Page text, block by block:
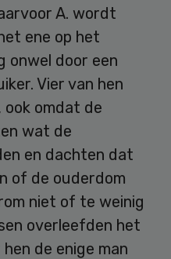
A. wordt
ene op het
onwel door een
Vier van hen
omdat de
wat de
en dachten dat
of de ouderdom
niet of te weinig
overleefden het
de enige man